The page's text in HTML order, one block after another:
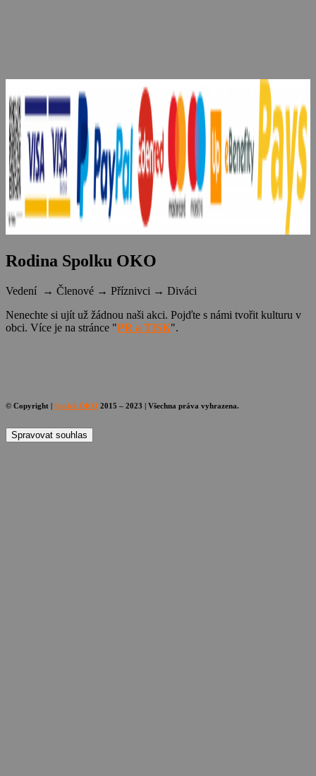
Rodina Spolku OKO
Vedení → Členové → Příznivci → Diváci
Nenechte si ujít už žádnou naši akci. Pojďte s námi tvořit kulturu v
obci. Více je na stránce "PR a TISK".
© Copyright | Spolek OKO 2015 – 2023 | Všechna práva vyhrazena.
Spravovat souhlas